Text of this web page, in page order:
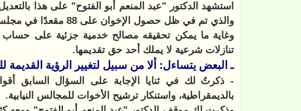
استشهد الدكتور "عبد المنعم أبو الفتوح" على هذا
والذي تم في ظل حصول الإخوان على 88 مقعدًا في مجلس الشعب.
وغاية ما يمكن تحقيقه مصالح خدمية جزئية على حساب
تنازلات شرعية لا يملك أحد حق تقديمها.
ـ البعض يتساءل: ألا من سبيل لتغيير الرؤية القديمة
- ذكرتُ لك في ثنايا الإجابة على السؤال السابق
بالديمقراطية، واستنكار ترشيح الأخوات للمجالس النيابية.